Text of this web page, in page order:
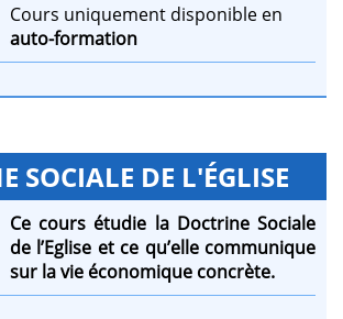
Cours uniquement disponible en
auto-formation
SOCIALE DE L'ÉGLISE
Ce cours étudie la Doctrine Sociale
de l’Eglise et ce qu’elle communique
sur la vie économique concrète.